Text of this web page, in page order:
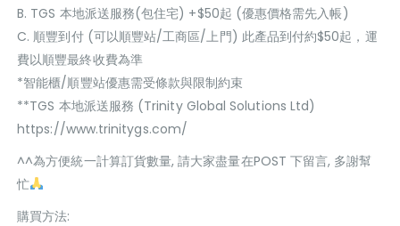
B. TGS 本地派送服務(包住宅) +$50起 (優惠價格需先入帳)
C. 順豐到付 (可以順豐站/工商區/上門) 此產品到付約$50起，運
費以順豐最終收費為準
*智能櫃/順豐站優惠需受條款與限制約束
**TGS 本地派送服務 (Trinity Global Solutions Ltd)
https://www.trinitygs.com/
^^為方便統一計算訂貨數量, 請大家盡量在POST 下留言, 多謝幫
忙
購買方法: